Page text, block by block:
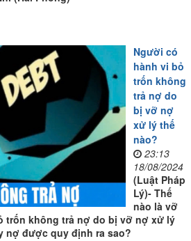
Người có
hành vi bỏ
trốn không
trả nợ do
bị vỡ nợ
xử lý thế
nào?
23:13
18/08/2024
(Luật Pháp
Lý)- Thế
nào là vỡ
trốn không trả nợ do bị vỡ nợ xử lý
nợ được quy định ra sao?